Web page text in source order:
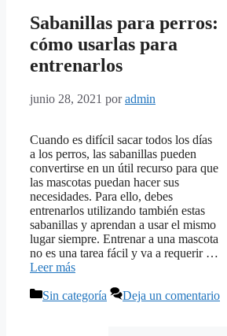
Sabanillas para perros:
cómo usarlas para
entrenarlos
junio 28, 2021 poradmin
Cuando es difícil sacar todos los días
a los perros, las sabanillas pueden
convertirse en un útil recurso para que
las mascotas puedan hacer sus
necesidades. Para ello, debes
entrenarlos utilizando también estas
sabanillas y aprendan a usar el mismo
lugar siempre. Entrenar a una mascota
no es una tarea fácil y va a requerir …
Leer más
Categorías
Sin categoría Deja un comentario